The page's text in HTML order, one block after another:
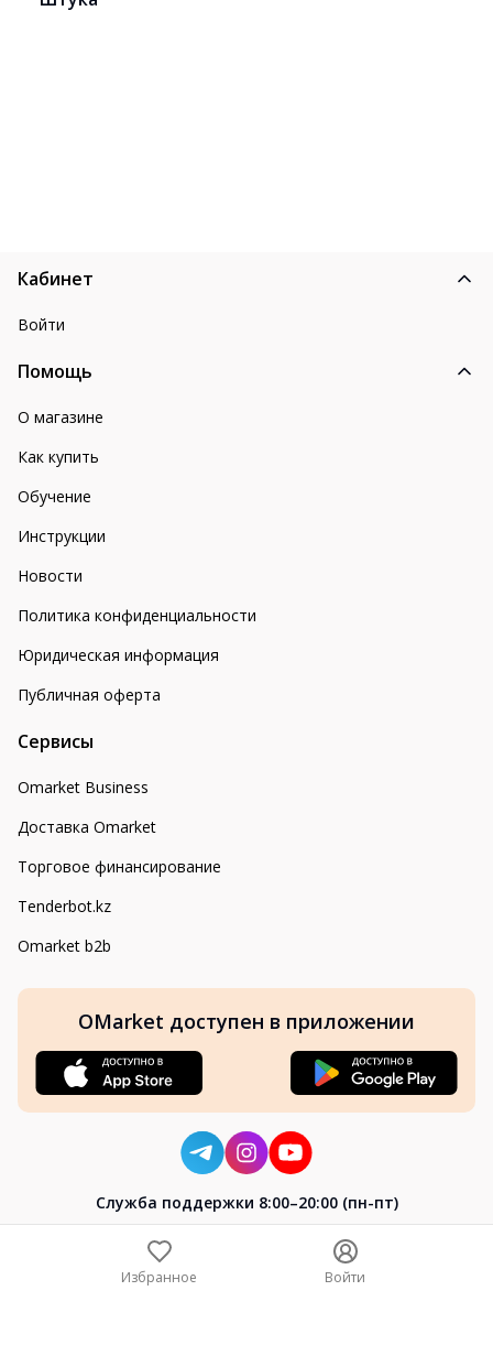
Кабинет
Войти
Помощь
О магазине
Как купить
Обучение
Инструкции
Новости
Политика конфиденциальности
Юридическая информация
Публичная оферта
Сервисы
Omarket Business
Доставка Omarket
Торговое финансирование
Tenderbot.kz
Omarket b2b
OMarket доступен в приложении
Cлужба поддержки 8:00–20:00 (пн-пт)
Избранное Войти